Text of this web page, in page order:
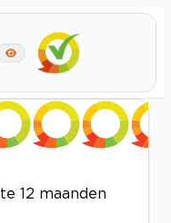
12 maanden